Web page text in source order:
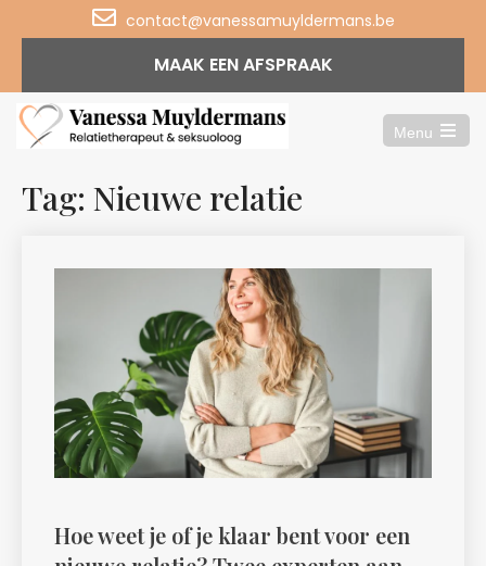
contact@vanessamuyldermans.be
MAAK EEN AFSPRAAK
Menu
Open
Tag: Nieuwe relatie
Hoe weet je of je klaar bent voor een